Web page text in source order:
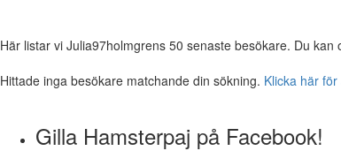
Här listar vi Julia97holmgrens 50 senaste besökare. Du kan
Hittade inga besökare matchande din sökning. Klicka här
Gilla Hamsterpaj på Facebook!